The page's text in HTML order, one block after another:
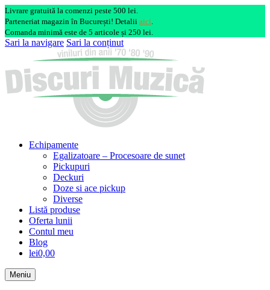
Livrare gratuită la comenzi peste 500 lei.
Parteneriat magazin în București! Detalii aici.
Comanda minimă este de 5 articole și 250 lei.
Sari la navigare Sari la conținut
Echipamente
Egalizatoare – Procesoare de sunet
Pickupuri
Deckuri
Doze si ace pickup
Diverse
Listă produse
Oferta lunii
Contul meu
Blog
lei0,00
Meniu